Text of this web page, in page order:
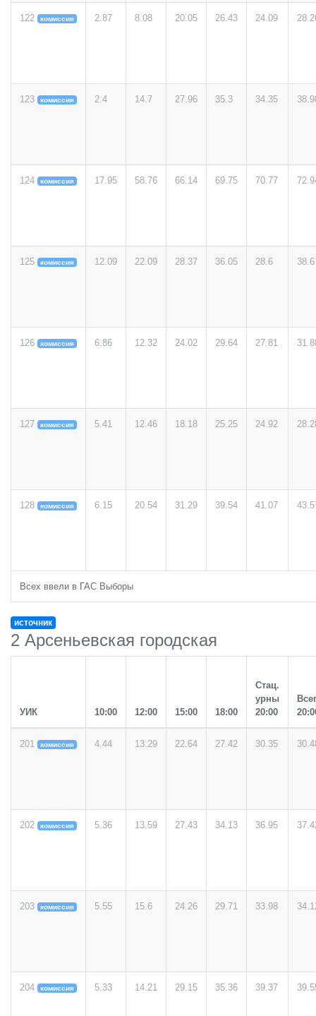
122 комиссия 2.87 8.08 20.05 26.43 24.09
123 комиссия 2.4 14.7 27.96 35.3 34.35
124 комиссия 17.95 58.76 66.14 69.75 70.77
125 комиссия 12.09 22.09 28.37 36.05 28.6 38.6
126 комиссия 6.86 12.32 24.02 29.64 27.81
127 комиссия 5.41 12.46 18.18 25.25 24.92
128 комиссия 6.15 20.54 31.29 39.54 41.07
Всех ввели в ГАС Выборы
источник
2 Арсеньевская городская
УИК 10:00 12:00 15:00 18:00
Стац.
урны
20:00
201 комиссия 4.44 13.29 22.64 27.42 30.35
202 комиссия 5.36 13.59 27.43 34.13 36.95
203 комиссия 5.55 15.6 24.26 29.71 33.98
204 комиссия 5.33 14.21 29.15 35.36 39.37